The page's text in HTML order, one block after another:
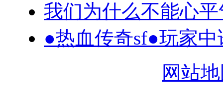
我们为什么不能心
●热血传奇sf●玩家
网站